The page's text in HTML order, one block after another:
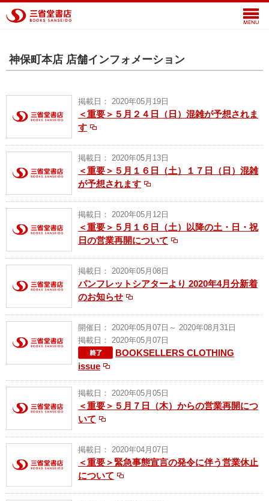
神保町本店 店舗インフォメーション
掲載日： 2020年05月19日
＜重要＞５月２４日（日）混雑が予想されま
す
掲載日： 2020年05月13日
＜重要＞５月１６日（土）１７日（日）混雑
が予想されます
掲載日： 2020年05月12日
＜重要＞５月１６日（土）以降の土・日・祝
日の営業再開について
掲載日： 2020年05月08日
パンフレットシアターより 2020年4月分新着
のお知らせ
開催日： 2020年05月07日～ 2020年08月31日
掲載日： 2020年05月07日
BOOKSELLERS CLOTHING
issue
掲載日： 2020年05月05日
＜重要＞５月７日（木）からの営業再開につ
いて
掲載日： 2020年04月07日
＜重要＞緊急事態宣言の発令に伴う営業休止
について